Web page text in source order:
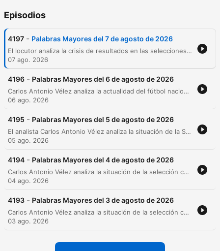
Episodios
4197 - Palabras Mayores del 7 de agosto de 2026
El locutor analiza la crisis de resultados en las selecciones de fútbol colombiano, argumentando que cualquier resultado distinto al oro en torneos menores es un fracaso. También presenta una lista de jugadores colombianos destacados y discute la situación física y mental de Luis Suárez tras su reciente incidente. Asimismo, se aborda la situación de varios clubes de fútbol, destacando la llegada de jugadores jóvenes a Atlético Nacional para evitar una nómina excesivamente veterana y la crisis económica del Deportivo Pereira. También se discuten las tensiones políticas en los organismos internacionales como la FIFA, CONMEBOL y CONCACAF respecto al aumento de equipos en el Mundial.
07 ago. 2026
4196 - Palabras Mayores del 6 de agosto de 2026
Carlos Antonio Vélez analiza la actualidad del fútbol nacional e internacional, abordando desde el fracaso de la selección colombiana sub-20 en los Juegos Centroamericanos hasta las críticas por la posible expansión del Mundial a 64 selecciones. El episodio también explora la toxicidad en redes sociales, la evolución táctica del fútbol moderno y la desaparición del rol clásico del '10', mientras el locutor reafirma su compromiso con un estilo de debate directo y sin filtros políticos.
06 ago. 2026
4195 - Palabras Mayores del 5 de agosto de 2026
El analista Carlos Antonio Vélez analiza la situación de la Selección Colombia tras el Mundial, criticando las declaraciones de jugadores como Jerry Mina y Johan Mojica. El episodio también aborda temas del fútbol local, incluyendo la situación contractual de Hamilton Campas y los casos disciplinarios en el América de Cali. Asimismo, se explora la evolución táctica del fútbol moderno y la desaparición del rol tradicional del '10' para dar paso al centrocampista integral. El análisis concluye con un repaso de la jornada de la liga colombiana, destacando los errores defensivos de Independiente Medellín y la actuación del portero de Millonarios.
05 ago. 2026
4194 - Palabras Mayores del 4 de agosto de 2026
Carlos Antonio Vélez analiza la situación de la selección colombiana, los rumores sobre el reemplazo de Luis Amaranto Perea y la polémica visita de Gianni Infantino a Colombia. Asimismo, cuestiona la actualidad de Atlético Nacional y su dependencia de jugadores veteranos frente al potencial de las nuevas promesas. El episodio también aborda noticias del fútbol internacional y local, incluyendo críticas a la gestión de un jugador en River, el posible fichaje de Leonay Sousa por Millonarios y el rendimiento de Ureña. Finalmente, se destaca el momento de John Arias en Brasil y se revisa reglamentariamente una jugada polémica de mano en el partido Bucaramanga vs Cúcuta.
04 ago. 2026
4193 - Palabras Mayores del 3 de agosto de 2026
Carlos Antonio Vélez analiza la situación de la selección colombiana frente a la Copa América, el proceso de reconstrucción de Brasil y las tensiones políticas en la FIFA bajo la gestión de Infantino. El episodio también aborda la trayectoria de Teófilo Gutiérrez, la crítica a la gestión de Lucas González en Nacional y un repaso por los resultados de la liga colombiana, incluyendo actuaciones de Millonarios, Cali, Once Caldas y Santa Fe.
03 ago. 2026